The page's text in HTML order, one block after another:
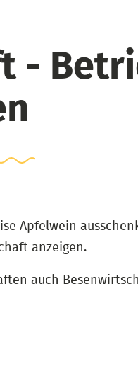
-
Apfelwein
anzeigen.
auch